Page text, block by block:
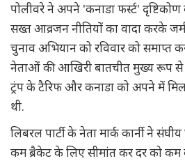
पोलीवरे ने अपने 'कनाडा फर्स्ट'
सख्त आव्रजन नीतियों का वादा करके
चुनाव अभियान को रविवार को समाप्त
नेताओं की आखिरी बातचीत मुख्य रूप से
ट्रंप के टैरिफ और कनाडा को अपने में
थी.
लिबरल पार्टी के नेता मार्क कार्नी ने
कम ब्रैकेट के लिए सीमांत कर दर को